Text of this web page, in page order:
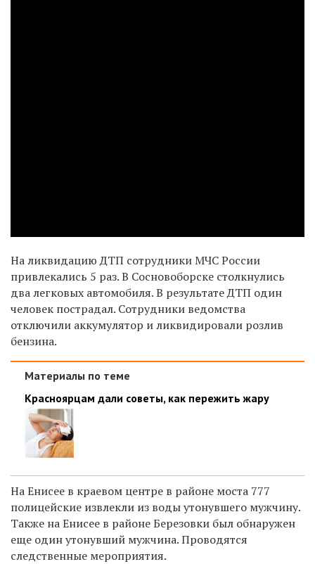
На ликвидацию ДТП сотрудники МЧС России
привлекались 5 раз. В Сосновоборске столкнулись
два легковых автомобиля. В результате ДТП один
человек пострадал. Сотрудники ведомства
отключили аккумулятор и ликвидировали розлив
бензина.
Материалы по теме
Красноярцам дали советы, как пережить жару
На Енисее в краевом центре в районе моста 777
полицейские извлекли из воды утонувшего мужчину.
Также на Енисее в районе Березовки был обнаружен
еще один утонувший мужчина. Проводятся
следственные мероприятия.